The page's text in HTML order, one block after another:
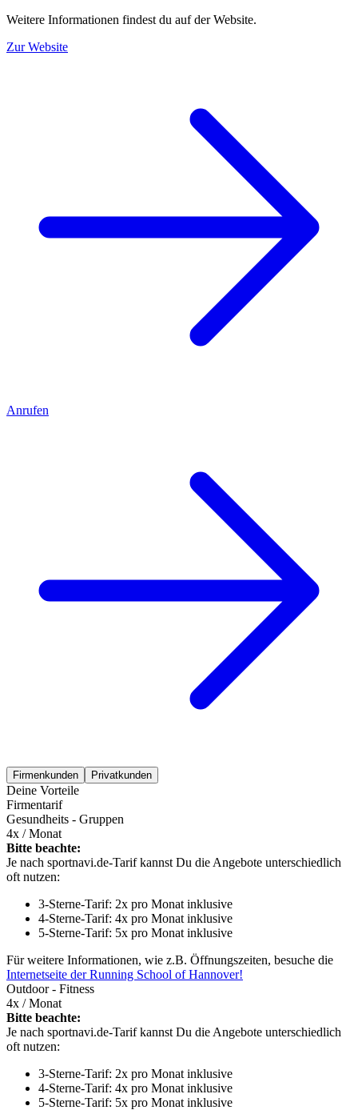
Weitere Informationen findest du auf der Website.
Zur Website
Anrufen
Firmenkunden Privatkunden
Deine Vorteile
Firmentarif
Gesundheits - Gruppen
4x / Monat
Bitte beachte:
Je nach sportnavi.de-Tarif kannst Du die Angebote unterschiedlich
oft nutzen:
3-Sterne-Tarif: 2x pro Monat inklusive
4-Sterne-Tarif: 4x pro Monat inklusive
5-Sterne-Tarif: 5x pro Monat inklusive
Für weitere Informationen, wie z.B. Öffnungszeiten, besuche die
Internetseite der Running School of Hannover!
Outdoor - Fitness
4x / Monat
Bitte beachte:
Je nach sportnavi.de-Tarif kannst Du die Angebote unterschiedlich
oft nutzen:
3-Sterne-Tarif: 2x pro Monat inklusive
4-Sterne-Tarif: 4x pro Monat inklusive
5-Sterne-Tarif: 5x pro Monat inklusive